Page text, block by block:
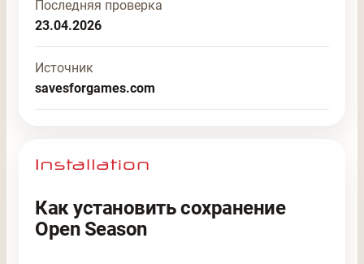
Последняя проверка
23.04.2026
Источник
savesforgames.com
Как установить сохранение
Open Season